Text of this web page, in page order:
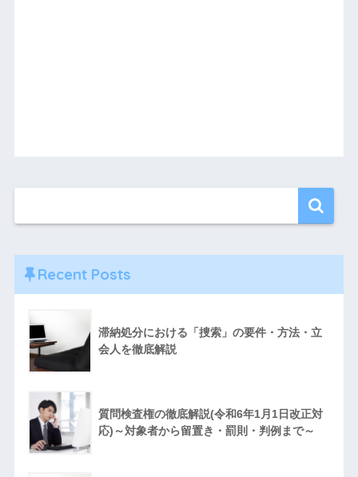
Recent Posts
滞納処分における「捜索」の要件・方法・立
会人を徹底解説
質問検査権の徹底解説(令和6年1月1日改正対
応)～対象者から留置き・罰則・判例まで～